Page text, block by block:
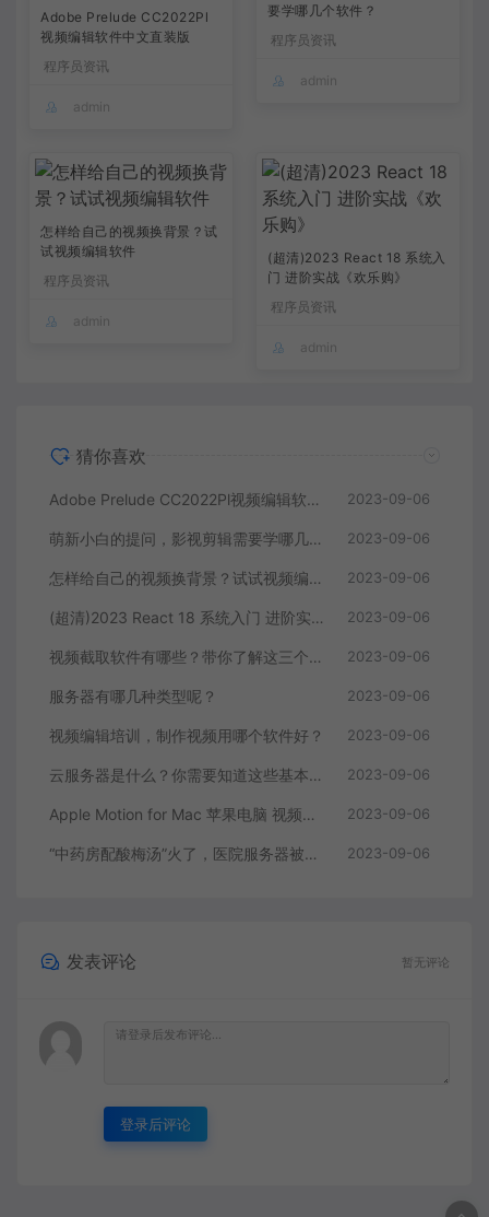
Adobe Prelude CC2022Pl
视频编辑软件中文直装版
程序员资讯
admin
要学哪几个软件？
程序员资讯
admin
怎样给自己的视频换背景？试
试视频编辑软件
程序员资讯
admin
(超清)2023 React 18 系统入
门 进阶实战《欢乐购》
程序员资讯
admin
猜你喜欢
Adobe Prelude CC2022Pl视频编辑软件中文直装版 2023-09-06
萌新小白的提问，影视剪辑需要学哪几个软件？ 2023-09-06
怎样给自己的视频换背景？试试视频编辑软件 2023-09-06
(超清)2023 React 18 系统入门 进阶实战《欢乐购》 2023-09-06
视频截取软件有哪些？带你了解这三个视频编辑软件 2023-09-06
服务器有哪几种类型呢？ 2023-09-06
视频编辑培训，制作视频用哪个软件好？ 2023-09-06
云服务器是什么？你需要知道这些基本知识 2023-09-06
Apple Motion for Mac 苹果电脑 视频编辑软件 2023-09-06
“中药房配酸梅汤”火了，医院服务器被挤爆，网友：更适合中国宝宝体质 2023-09-06
发表评论 暂无评论
登录后评论